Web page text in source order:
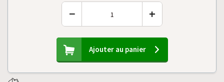
− +
Ajouter au panier